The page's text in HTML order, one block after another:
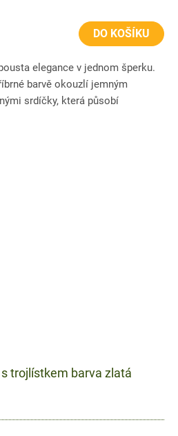
DO KOŠÍKU
elegance v jednom šperku.
barvě okouzlí jemným
srdíčky, která působí
trojlístkem barva zlatá